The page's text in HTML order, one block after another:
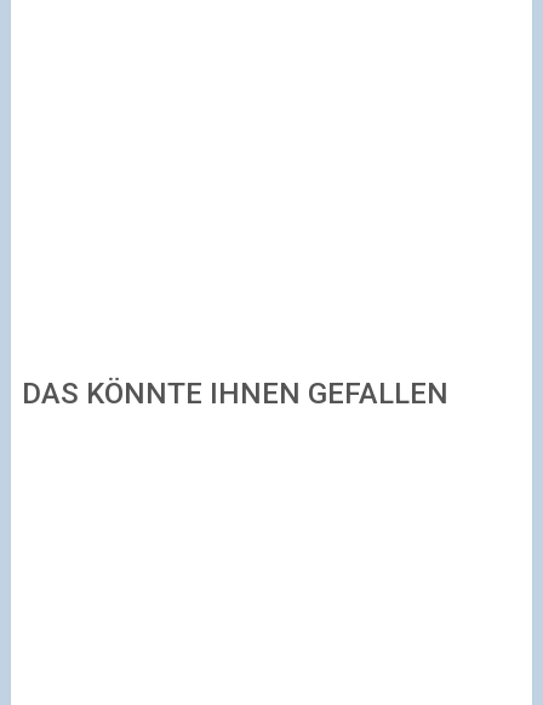
DAS KÖNNTE IHNEN GEFALLEN